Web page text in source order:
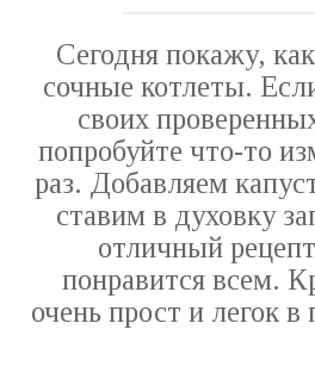
Сегодня покажу,
сочные котлеты.
своих
попробуйте что-то
раз. Добавляем
ставим в духовку
отличный
понравится всем.
очень прост и легок в